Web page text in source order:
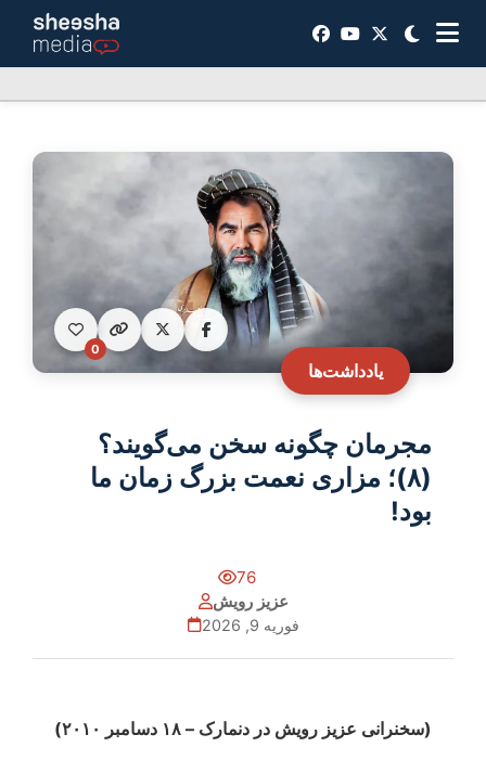
یادداشت‌ها
0
مجرمان چگونه سخن می‏‌گویند؟
(۸)؛ مزاری نعمت بزرگ زمان ما
بود!
76
عزیز رویش
فوریه 9, 2026
(سخنرانی عزیز رویش در دنمارک – ۱۸ دسامبر ۲۰۱۰)